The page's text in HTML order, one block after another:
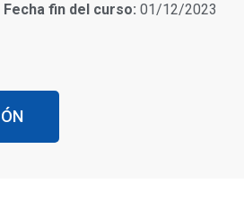
Fecha fin del curso: 01/12/2023